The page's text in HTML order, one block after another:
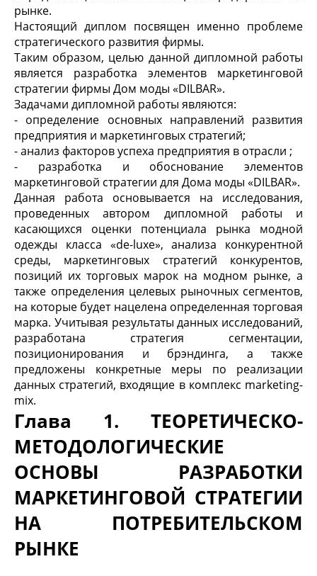
рынке.
Настоящий диплом посвящен именно проблеме
стратегического развития фирмы.
Таким образом, целью данной дипломной работы
является разработка элементов маркетинговой
стратегии фирмы Дом моды «DILBAR».
Задачами дипломной работы являются:
- определение основных направлений развития
предприятия и маркетинговых стратегий;
- анализ факторов успеха предприятия в отрасли ;
- разработка и обоснование элементов
маркетинговой стратегии для Дома моды «DILBAR».
Данная работа основывается на исследования,
проведенных автором дипломной работы и
касающихся оценки потенциала рынка модной
одежды класса «de-luxe», анализа конкурентной
среды, маркетинговых стратегий конкурентов,
позиций их торговых марок на модном рынке, а
также определения целевых рыночных сегментов,
на которые будет нацелена определенная торговая
марка. Учитывая результаты данных исследований,
разработана стратегия сегментации,
позиционирования и брэндинга, а также
предложены конкретные меры по реализации
данных стратегий, входящие в комплекс marketing-
mix.
Глава 1. ТЕОРЕТИЧЕСКО-
МЕТОДОЛОГИЧЕСКИЕ
ОСНОВЫ РАЗРАБОТКИ
МАРКЕТИНГОВОЙ СТРАТЕГИИ
НА ПОТРЕБИТЕЛЬСКОМ
РЫНКЕ